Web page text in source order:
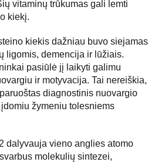
vitaminų trūkumas gali lemti
kiekį.
kiekis dažniau buvo siejamas
ligomis, demencija ir lūžiais.
pasiūlė jį laikyti galimu
ir motyvacija. Tai nereiškia,
diagnostinis nuovargio
žymeniu tolesniems
dalyvauja vieno anglies atomo
molekulių sintezei,